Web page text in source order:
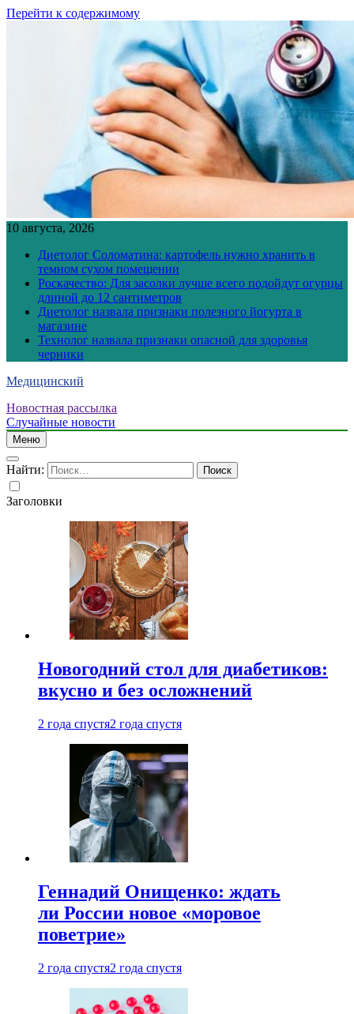
Перейти к содержимому
10 августа, 2026
Диетолог Соломатина: картофель нужно хранить в
темном сухом помещении
Роскачество: Для засолки лучше всего подойдут огурцы
длиной до 12 сантиметров
Диетолог назвала признаки полезного йогурта в
магазине
Технолог назвала признаки опасной для здоровья
черники
Медицинский
Новостная рассылка
Случайные новости
Меню
Найти:
Заголовки
Новогодний стол для диабетиков:
вкусно и без осложнений
2 года спустя2 года спустя
Геннадий Онищенко: ждать
ли России новое «моровое
поветрие»
2 года спустя2 года спустя